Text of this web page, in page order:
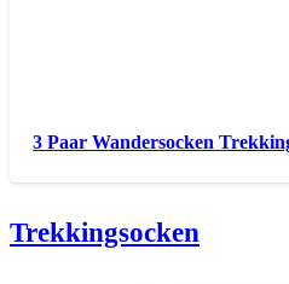
3 Paar Wandersocken
Trekkingsocken